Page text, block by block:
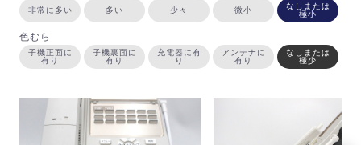
非常に多い 多い 少々 微小
なしまたは
極小
色むら
子機正面に
有り
子機裏面に
有り
充電器に有
り
アンテナに
有り
なしまたは
極少